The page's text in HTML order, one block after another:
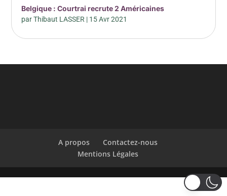
Belgique : Courtrai recrute 2 Américaines
parThibaut LASSER | 15 Avr 2021
A propos
Contactez-nous
Mentions Légales